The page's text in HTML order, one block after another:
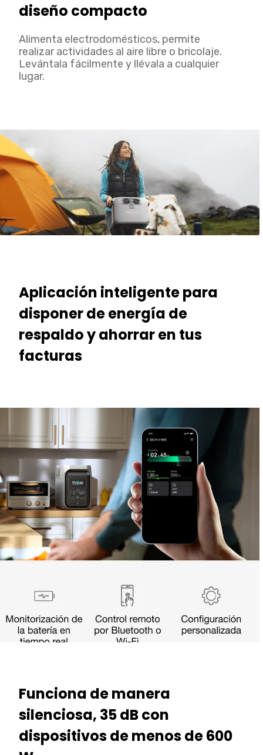
diseño compacto
Alimenta electrodomésticos, permite
realizar actividades al aire libre o bricolaje.
Levántala fácilmente y llévala a cualquier
lugar.
Aplicación inteligente para
disponer de energía de
respaldo y ahorrar en tus
facturas
Funciona de manera
silenciosa, 35 dB con
dispositivos de menos de 600